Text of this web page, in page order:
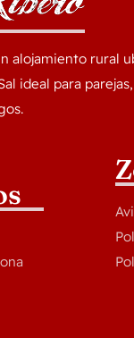
alojamiento rural
ideal para